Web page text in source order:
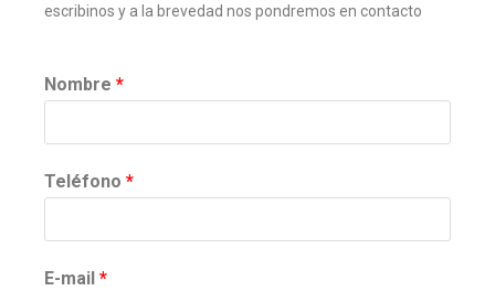
escribinos y a la brevedad nos pondremos en contacto
Nombre *
Teléfono *
E-mail *